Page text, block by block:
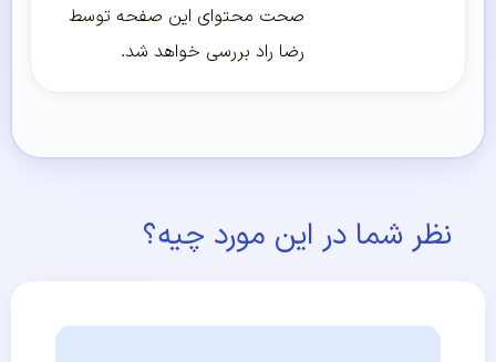
صحت محتوای این صفحه توسط
رضا راد بررسی خواهد شد.
نظر شما در این مورد چیه؟